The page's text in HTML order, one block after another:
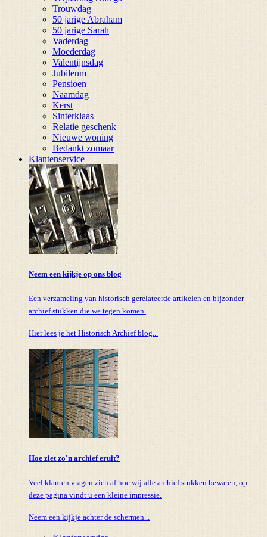
Trouwdag
50 jarige Abraham
50 jarige Sarah
Vaderdag
Moederdag
Valentijnsdag
Jubileum
Pensioen
Naamdag
Kerst
Sinterklaas
Relatie geschenk
Nieuwe woning
Bedankt zomaar
Klantenservice
Neem een kijkje op ons blog
Een verzameling van historisch gerelateerde artikelen en bijzonder
archief stukken die we tegen komen.
Hier lees je het Historisch Archief blog...
Hoe ziet zo'n archief eruit?
Veel klanten vragen zich af hoe wij alle archief stukken bewaren, op
deze pagina vindt u een kleine impressie.
Neem een kijkje achter de schermen...